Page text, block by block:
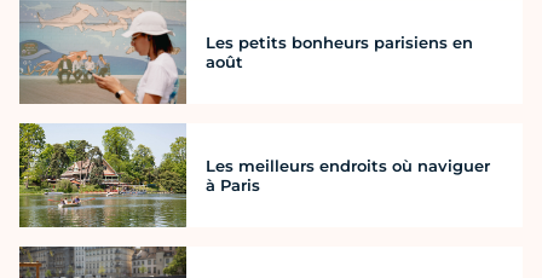
Les petits bonheurs parisiens en
août
Les meilleurs endroits où naviguer
à Paris